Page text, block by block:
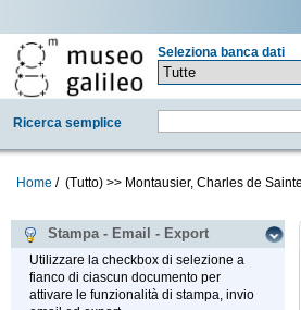
Seleziona banca dati
Ricerca semplice
Home / (Tutto) >> Montausier, Charles de
Stampa - Email - Export
Utilizzare la checkbox di selezione a
fianco di ciascun documento per
attivare le funzionalità di stampa, invio